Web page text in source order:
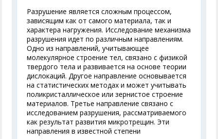
Разрушение является сложным процессом,
зависящим как от самого материала, так и
характера нагружения. Исследование механизма
разрушения идет по различным направлениям.
Одно из направлений, учитывающее
молекулярное строение тел, связано с физикой
твердого тела и развивается на основе теории
дислокаций. Другое направление основывается
на статистических методах и может учитывать
поликристаллическое или зернистое строение
материалов. Третье направление связано с
исследованием разрушения, рассматриваемого
как результат развития микротрещин. Эти
направления в известной степени